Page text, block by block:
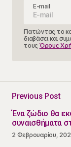
E-mail
Πατώντας το
διαβάσει και
τους Όρους
Previous Post
Ένα ζώδιο θα
συναισθήματα
2 Φεβρουαρίου,